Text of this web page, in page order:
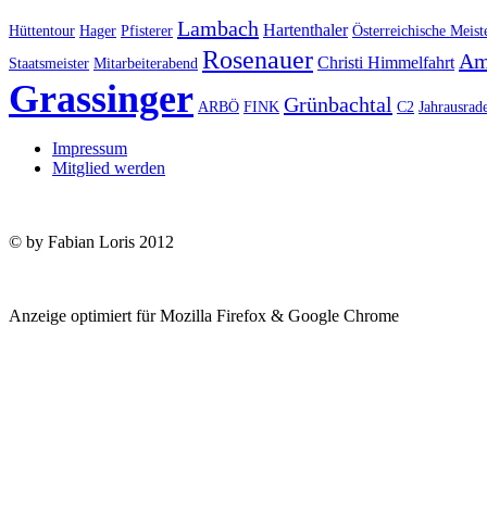
Hüttentour Hager Pfisterer Lambach Hartenthaler Österreichische
Staatsmeister Mitarbeiterabend Rosenauer Christi Himmelfahrt
Grassinger ARBÖ FINK Grünbachtal C2
Impressum
Mitglied werden
© by Fabian Loris 2012
Anzeige optimiert für Mozilla Firefox & Google Chrome